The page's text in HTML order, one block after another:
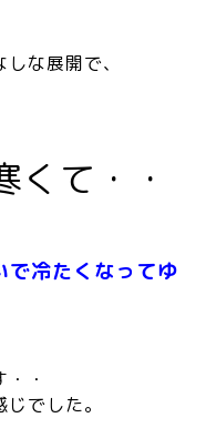
な展開で、
くて・・
で冷たくなってゆ
・
でした。